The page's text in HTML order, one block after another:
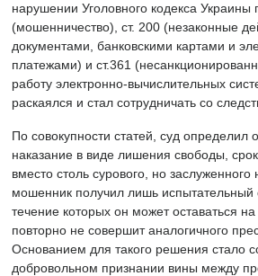
нарушении Уголовного кодекса Украины
(мошенничество), ст. 200 (незаконные
документами, банковскими картами и
платежами) и ст.361
работу электронно-вычислительных
раскаялся и стал сотрудничать со
По совокупности статей, суд определил
наказание в виде лишения свободы,
вместо столь сурового, но заслуженного
мошенник получил лишь испытательный
течение которых он может оставаться
повторно не совершит аналогичного
Основанием для такого решения стало
добровольном признании вины между